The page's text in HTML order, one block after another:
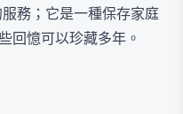
務；它是一種保存家庭
回憶可以珍藏多年。